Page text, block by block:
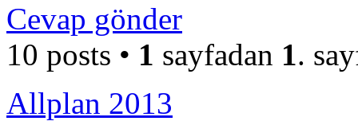
Cevap gönder
10 posts • 1 sayfadan 1.
Allplan 2013